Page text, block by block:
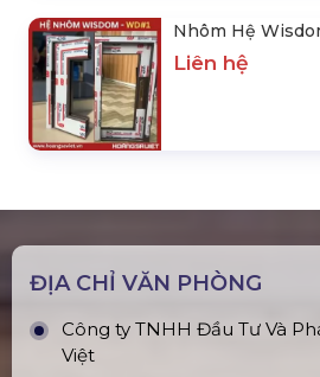
Nhôm Hệ
Liên hệ
ĐỊA CHỈ VĂN PHÒNG
Công ty TNHH Đầu Tư Và
Việt